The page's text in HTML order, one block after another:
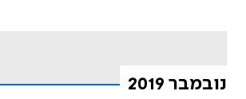
נובמבר 2019